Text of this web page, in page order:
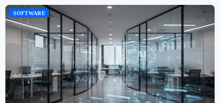
SOFTWARE